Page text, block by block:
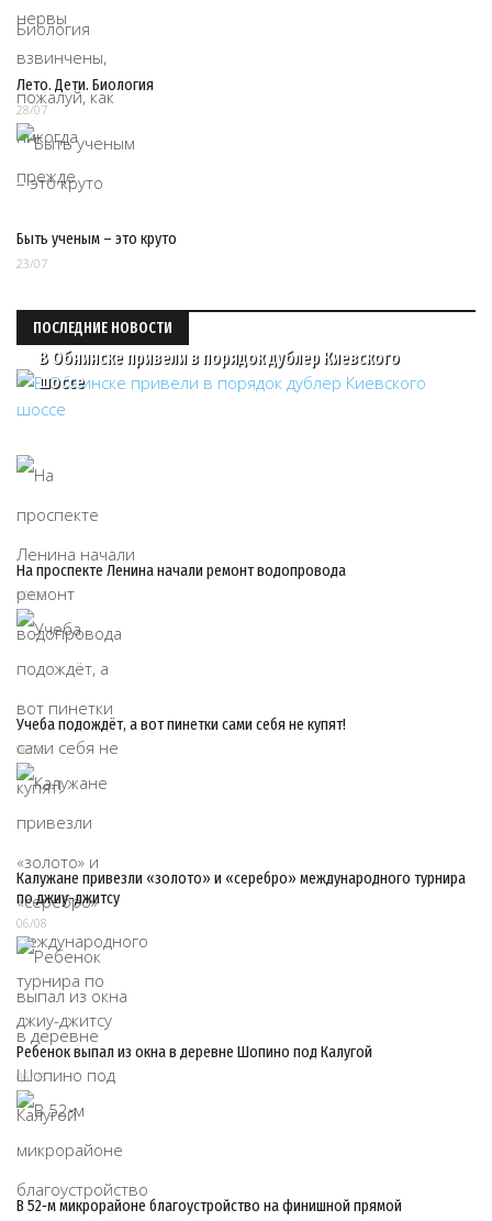
Лето. Дети. Биология
28/07
Быть ученым – это круто
23/07
ПОСЛЕДНИЕ НОВОСТИ
В Обнинске привели в порядок дублер Киевского
шоссе
На проспекте Ленина начали ремонт водопровода
06/08
Учеба подождёт, а вот пинетки сами себя не купят!
06/08
Калужане привезли «золото» и «серебро» международного турнира
по джиу-джитсу
06/08
Ребенок выпал из окна в деревне Шопино под Калугой
06/08
В 52‑м микрорайоне благоустройство на финишной прямой